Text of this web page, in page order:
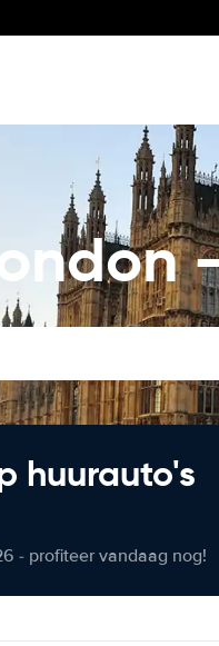
huurauto's
- profiteer vandaag nog!